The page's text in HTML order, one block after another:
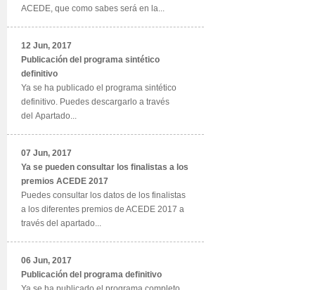
ACEDE, que como sabes será en la...
12 Jun, 2017
Publicación del programa sintético
definitivo
Ya se ha publicado el programa sintético
definitivo. Puedes descargarlo a través
del Apartado...
07 Jun, 2017
Ya se pueden consultar los finalistas a los
premios ACEDE 2017
Puedes consultar los datos de los finalistas
a los diferentes premios de ACEDE 2017 a
través del apartado...
06 Jun, 2017
Publicación del programa definitivo